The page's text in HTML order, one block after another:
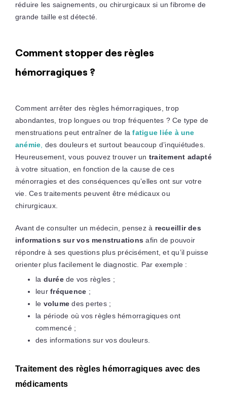
réduire les saignements, ou chirurgicaux si un fibrome de
grande taille est détecté.
Comment stopper des règles
hémorragiques ?
Comment arrêter des règles hémorragiques, trop
abondantes, trop longues ou trop fréquentes ? Ce type de
menstruations peut entraîner de lafatigue liée à une
anémie des douleurs et surtout beaucoup d’inquiétudes.
Heureusement, vous pouvez trouver un traitement adapté
à votre situation, en fonction de la cause de ces
ménorragies et des conséquences qu’elles ont sur votre
vie. Ces traitements peuvent être médicaux ou
chirurgicaux.
Avant de consulter un médecin, pensez à recueillir des
informations sur vos menstruationsafin de pouvoir
répondre à ses questions plus précisément, et qu’il puisse
orienter plus facilement le diagnostic. Par exemple :
la duréede vos règles ;
leurfréquence ;
le volume des pertes ;
la période où vos règles hémorragiques ont
commencé ;
des informations sur vos douleurs.
Traitement des règles hémorragiques avec des
médicaments